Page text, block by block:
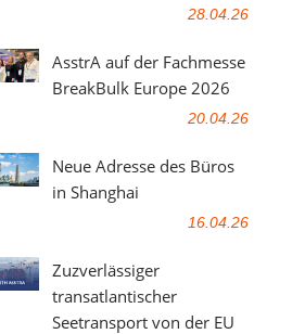
28.04.26
AsstrA auf der Fachmesse
BreakBulk Europe 2026
20.04.26
Neue Adresse des Büros
in Shanghai
16.04.26
Zuzverlässiger
transatlantischer
Seetransport von der EU